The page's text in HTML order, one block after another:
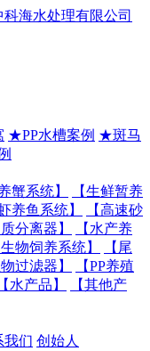
★PP水槽案例 ★斑马
蟹系统】
【生鲜暂养
养鱼系统】
【高速砂
分离器】
【水产养
生物饲养系统】
【尾
物过滤器】
【PP养殖
【水产品】
【其他产
我们 创始人